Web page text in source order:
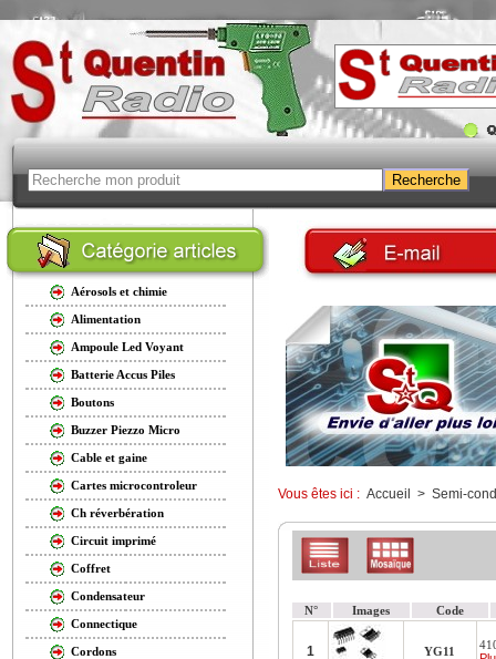
Aérosols et chimie
Alimentation
Ampoule Led Voyant
Batterie Accus Piles
Boutons
Buzzer Piezzo Micro
Cable et gaine
Cartes microcontroleur
Ch réverbération
Circuit imprimé
Coffret
Condensateur
Connectique
Cordons
Vous êtes ici : Accueil > Semi-
N° Images Code
1 YG11